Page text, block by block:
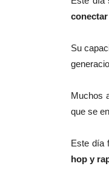
Su
Muchos
que se
Este día
hop y